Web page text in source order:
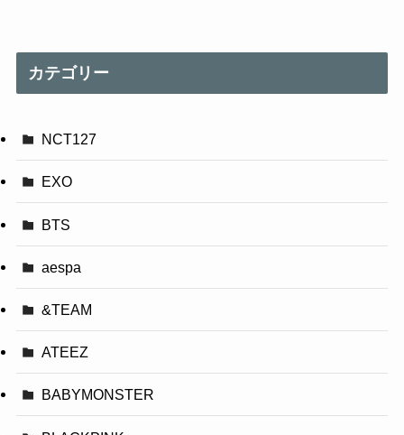
カテゴリー
NCT127
EXO
BTS
aespa
&TEAM
ATEEZ
BABYMONSTER